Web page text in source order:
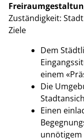
Zuständigkeit:
Ziele
Dem
einem
Die
Einen
unnötigem